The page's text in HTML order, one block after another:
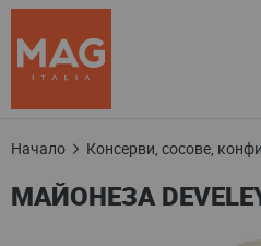
Начало Консерви, сосове,
МАЙОНЕЗА